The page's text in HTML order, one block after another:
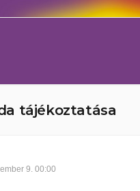
tájékoztatása
9. 00:00